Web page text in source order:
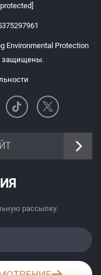
Environmental Protection
защищены.
рассылку.